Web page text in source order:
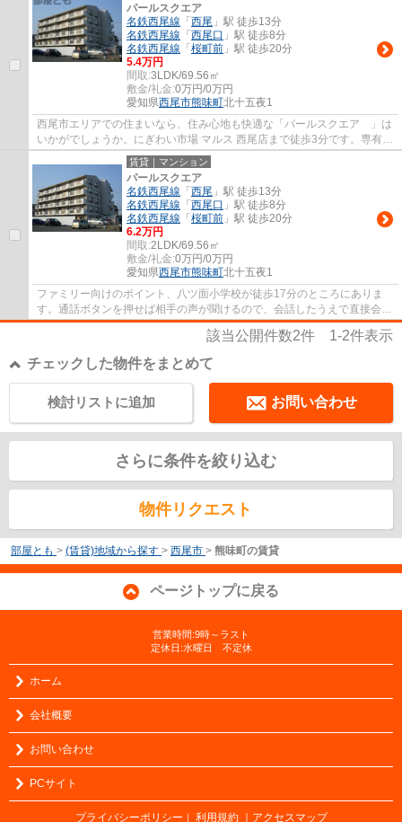
パールスクエア
名鉄西尾線 「 西尾 」駅 徒歩13分
名鉄西尾線 「 西尾口 」駅 徒歩8分
名鉄西尾線 「 桜町前 」駅 徒歩20分
5.4万円
間取:3LDK/69.56㎡
敷金/礼金:0万円/0万円
愛知県西尾市熊味町北十五夜1
西尾市エリアでの住まいなら、住み心地も快適な「パールスクエア 」は
いかがでしょうか。にぎわい市場 マルス 西尾店まで徒歩3分です。専有面
積も余裕の69.56㎡。西尾市にお引っ越し...
賃貸｜マンション
パールスクエア
名鉄西尾線 「 西尾 」駅 徒歩13分
名鉄西尾線 「 西尾口 」駅 徒歩8分
名鉄西尾線 「 桜町前 」駅 徒歩20分
6.2万円
間取:2LDK/69.56㎡
敷金/礼金:0万円/0万円
愛知県西尾市熊味町北十五夜1
ファミリー向けのポイント、八ツ面小学校が徒歩17分のところにありま
す。通話ボタンを押せば相手の声が聞けるので、会話したうえで直接会う
かを決められるインターホンが付いておりま...
該当公開件数2件 1-2件表示
チェックした物件をまとめて
お問い合わせ
検討リストに追加
さらに条件を絞り込む
物件リクエスト
部屋とも > (賃貸)地域から探す > 西尾市 > 熊味町の賃貸
ページトップに戻る
営業時間:9時～ラスト
定休日:水曜日 不定休
ホーム
会社概要
お問い合わせ
PCサイト
プライバシーポリシー ｜ 利用規約 ｜アクセスマップ